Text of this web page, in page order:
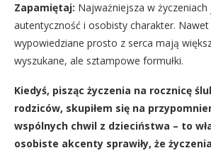
Zapamiętaj: Najważniejsza w życzeniach
autentyczność i osobisty charakter.
wypowiedziane prosto z serca mają
wyszukane, ale sztampowe formułki.
Kiedyś, pisząc życzenia na rocznicę
rodziców, skupiłem się na
wspólnych chwil z dzieciństwa – to
osobiste akcenty sprawiły, że